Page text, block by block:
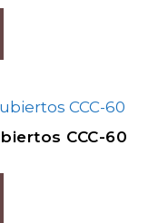
CCC-60